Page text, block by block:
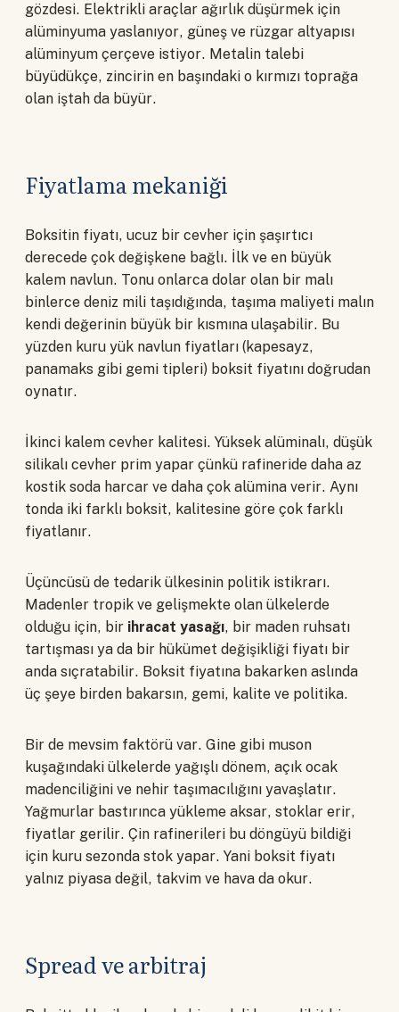
gözdesi. Elektrikli araçlar ağırlık düşürmek için
alüminyuma yaslanıyor, güneş ve rüzgar altyapısı
alüminyum çerçeve istiyor. Metalin talebi
büyüdükçe, zincirin en başındaki o kırmızı toprağa
olan iştah da büyür.
Fiyatlama mekaniği
Boksitin fiyatı, ucuz bir cevher için şaşırtıcı
derecede çok değişkene bağlı. İlk ve en büyük
kalem navlun. Tonu onlarca dolar olan bir malı
binlerce deniz mili taşıdığında, taşıma maliyeti malın
kendi değerinin büyük bir kısmına ulaşabilir. Bu
yüzden kuru yük navlun fiyatları (kapesayz,
panamaks gibi gemi tipleri) boksit fiyatını doğrudan
oynatır.
İkinci kalem cevher kalitesi. Yüksek alüminalı, düşük
silikalı cevher prim yapar çünkü rafineride daha az
kostik soda harcar ve daha çok alümina verir. Aynı
tonda iki farklı boksit, kalitesine göre çok farklı
fiyatlanır.
Üçüncüsü de tedarik ülkesinin politik istikrarı.
Madenler tropik ve gelişmekte olan ülkelerde
olduğu için, bir ihracat yasağı, bir maden ruhsatı
tartışması ya da bir hükümet değişikliği fiyatı bir
anda sıçratabilir. Boksit fiyatına bakarken aslında
üç şeye birden bakarsın, gemi, kalite ve politika.
Bir de mevsim faktörü var. Gine gibi muson
kuşağındaki ülkelerde yağışlı dönem, açık ocak
madenciliğini ve nehir taşımacılığını yavaşlatır.
Yağmurlar bastırınca yükleme aksar, stoklar erir,
fiyatlar gerilir. Çin rafinerileri bu döngüyü bildiği
için kuru sezonda stok yapar. Yani boksit fiyatı
yalnız piyasa değil, takvim ve hava da okur.
Spread ve arbitraj